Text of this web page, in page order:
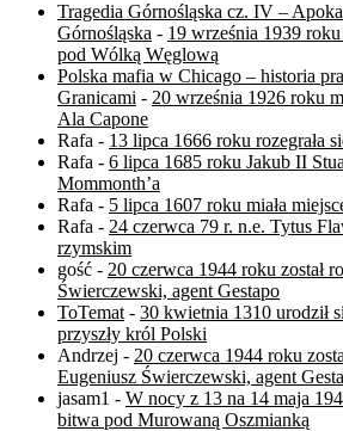
Tragedia Górnośląska cz. IV –
Górnośląska - 19 września 1939 roku
pod Wólką Węglową
Polska mafia w Chicago – historia
Granicami - 20 września 1926 roku
Ala Capone
Rafa - 13 lipca 1666 roku rozegrała
Rafa - 6 lipca 1685 roku Jakub II
Mommonth’a
Rafa - 5 lipca 1607 roku miała
Rafa - 24 czerwca 79 r. n.e. Tytus
rzymskim
gość - 20 czerwca 1944 roku został
Świerczewski, agent Gestapo
ToTemat - 30 kwietnia 1310 urodził
przyszły król Polski
Andrzej - 20 czerwca 1944 roku
Eugeniusz Świerczewski, agent
jasam1 - W nocy z 13 na 14 maja
bitwa pod Murowaną Oszmianką